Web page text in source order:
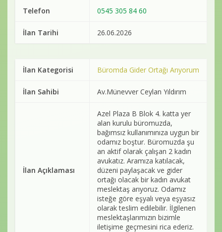
Telefon 0545 305 84 60
İlan Tarihi 26.06.2026
İlan Kategorisi Büromda Gider Ortağı Arıyorum
İlan Sahibi Av.Münevver Ceylan Yıldırım
İlan Açıklaması
Azel Plaza B Blok 4. katta yer
alan kurulu büromuzda,
bağımsız kullanımınıza uygun bir
odamız boştur. Büromuzda şu
an aktif olarak çalışan 2 kadın
avukatız. Aramıza katılacak,
düzeni paylaşacak ve gider
ortağı olacak bir kadın avukat
meslektaş arıyoruz. Odamız
isteğe göre eşyalı veya eşyasız
olarak teslim edilebilir. İlgilenen
meslektaşlarımızın bizimle
iletişime geçmesini rica ederiz.